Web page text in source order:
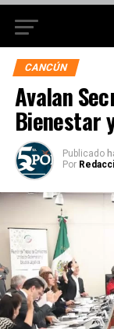
CANCÚN
Avalan
Bienestar
Publicado
Por